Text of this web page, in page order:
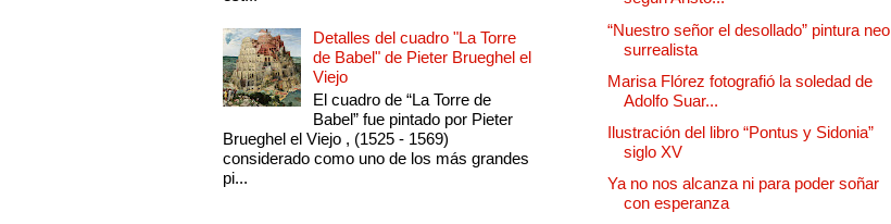
Detalles del cuadro "La Torre
de Babel" de Pieter Brueghel el
Viejo
El cuadro de “La Torre de
Babel” fue pintado por Pieter
Brueghel el Viejo , (1525 - 1569)
considerado como uno de los más grandes
pi...
“Nuestro señor el desollado” pintura neo
surrealista
Marisa Flórez fotografió la soledad de
Adolfo Suar...
Ilustración del libro “Pontus y Sidonia”
siglo XV
Ya no nos alcanza ni para poder soñar
con esperanza